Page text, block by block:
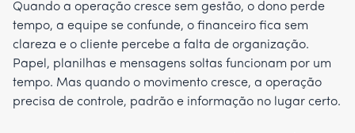
Quando a operação cresce sem gestão, o dono perde
tempo, a equipe se confunde, o financeiro fica sem
clareza e o cliente percebe a falta de organização.
Papel, planilhas e mensagens soltas funcionam por um
tempo. Mas quando o movimento cresce, a operação
precisa de controle, padrão e informação no lugar certo.